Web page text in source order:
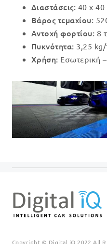
Διαστάσεις: 40 x 40
Βάρος τεμαχίου:
Αντοχή φορτίου: 8
Πυκνότητα: 3,25 kg/
Χρήση: Εσωτερική
Copyright © Digital iQ 2022 All